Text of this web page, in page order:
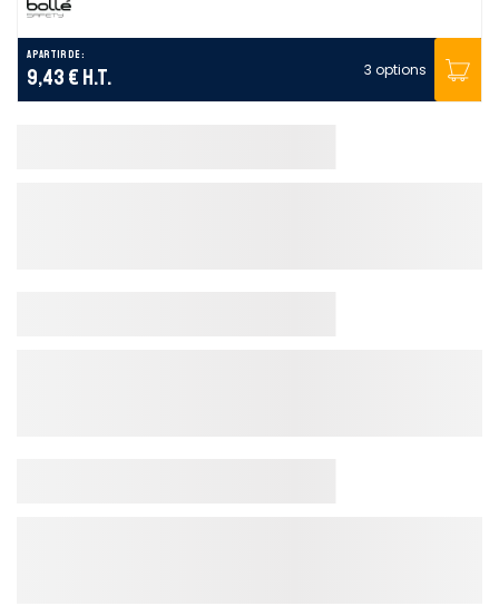
A partir de :
9,43 € H.T. 3 options